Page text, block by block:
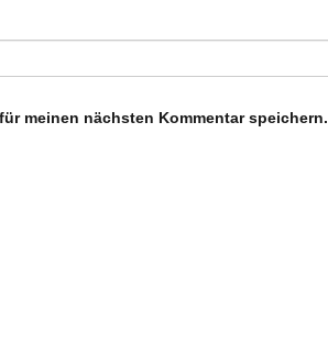
meinen nächsten Kommentar speichern.